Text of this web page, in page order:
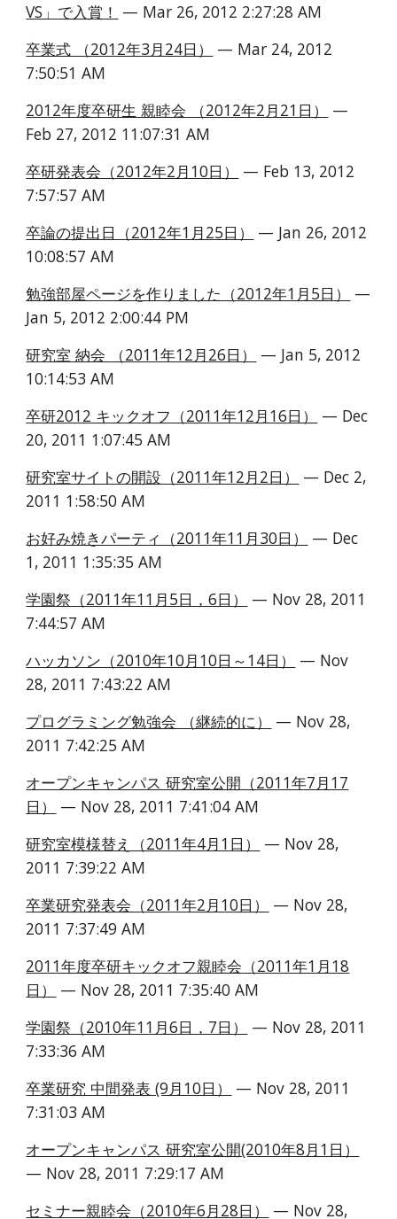
VS」で入賞！ — Mar 26, 2012 2:27:28 AM
卒業式 （2012年3月24日）
— Mar 24, 2012
7:50:51 AM
2012年度卒研生 親睦会 （2012年2月21日）
—
Feb 27, 2012 11:07:31 AM
卒研発表会（2012年2月10日）
— Feb 13, 2012
7:57:57 AM
卒論の提出日（2012年1月25日）
— Jan 26, 2012
10:08:57 AM
勉強部屋ページを作りました（2012年1月5日）
—
Jan 5, 2012 2:00:44 PM
研究室 納会 （2011年12月26日）
— Jan 5, 2012
10:14:53 AM
卒研2012 キックオフ（2011年12月16日）
— Dec
20, 2011 1:07:45 AM
研究室サイトの開設（2011年12月2日）
— Dec 2,
2011 1:58:50 AM
お好み焼きパーティ（2011年11月30日）
— Dec
1, 2011 1:35:35 AM
学園祭（2011年11月5日，6日）
— Nov 28, 2011
7:44:57 AM
ハッカソン（2010年10月10日～14日）
— Nov
28, 2011 7:43:22 AM
プログラミング勉強会 （継続的に）
— Nov 28,
2011 7:42:25 AM
オープンキャンパス 研究室公開（2011年7月17
日）
— Nov 28, 2011 7:41:04 AM
研究室模様替え（2011年4月1日）
— Nov 28,
2011 7:39:22 AM
卒業研究発表会（2011年2月10日）
— Nov 28,
2011 7:37:49 AM
2011年度卒研キックオフ親睦会（2011年1月18
日）
— Nov 28, 2011 7:35:40 AM
学園祭（2010年11月6日，7日）
— Nov 28, 2011
7:33:36 AM
卒業研究 中間発表 (9月10日）
— Nov 28, 2011
7:31:03 AM
オープンキャンパス 研究室公開(2010年8月1日）
— Nov 28, 2011 7:29:17 AM
セミナー親睦会（2010年6月28日）
— Nov 28,